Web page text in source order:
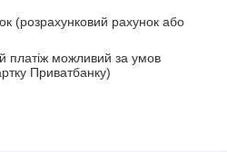
(розрахунковий рахунок або
платіж можливий за умов
Приватбанку)